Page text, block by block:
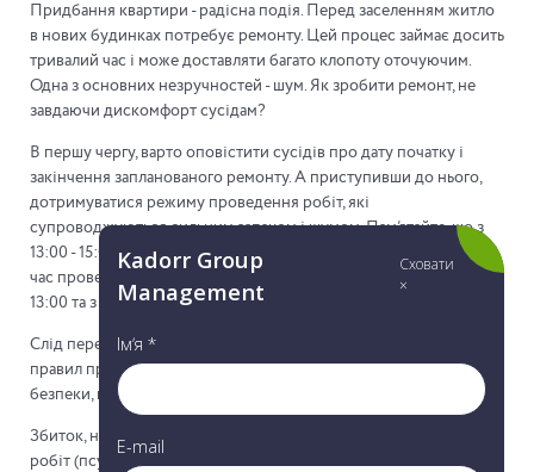
Придбання квартири - радісна подія. Перед заселенням житло
в нових будинках потребує ремонту. Цей процес займає досить
тривалий час і може доставляти багато клопоту оточуючим.
Одна з основних незручностей - шум. Як зробити ремонт, не
завдаючи дискомфорт сусідам?
В першу чергу, варто оповістити сусідів про дату початку і
закінчення запланованого ремонту. А приступивши до нього,
дотримуватися режиму проведення робіт, які
супроводжуються сильним запахом і шумом. Пам’ятайте, що з
13:00 - 15:00 роботи необхідно призупинити. Рекомендований
час проведення ремонтних робіт в Жемчужинах пн-пт з 09:00 -
13:00 та з 15:00- 19:00 (крім вихідних та святкових днів).
Слід переконатися, що підрядники дотримуються загальних
правил проведення ремонтно-оздоблювальних робіт, техніки
безпеки, протипожежної охорони та виробничої гігієни.
Збиток, нанесений майну в результаті проведення ремонтних
робіт (псування газонів, розбиті кути і косяки, подряпини в